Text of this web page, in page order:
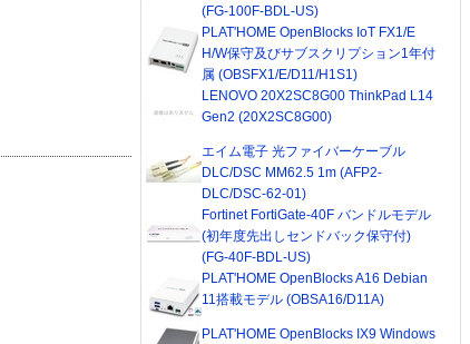
(FG-100F-BDL-US)
PLAT'HOME OpenBlocks IoT FX1/E
H/W保守及びサブスクリプション1年付
属 (OBSFX1/E/D11/H1S1)
LENOVO 20X2SC8G00 ThinkPad L14
Gen2 (20X2SC8G00)
エイム電子 光ファイバーケーブル
DLC/DSC MM62.5 1m (AFP2-
DLC/DSC-62-01)
Fortinet FortiGate-40F バンドルモデル
(初年度先出しセンドバック保守付)
(FG-40F-BDL-US)
PLAT'HOME OpenBlocks A16 Debian
11搭載モデル (OBSA16/D11A)
PLAT'HOME OpenBlocks IX9 Windows